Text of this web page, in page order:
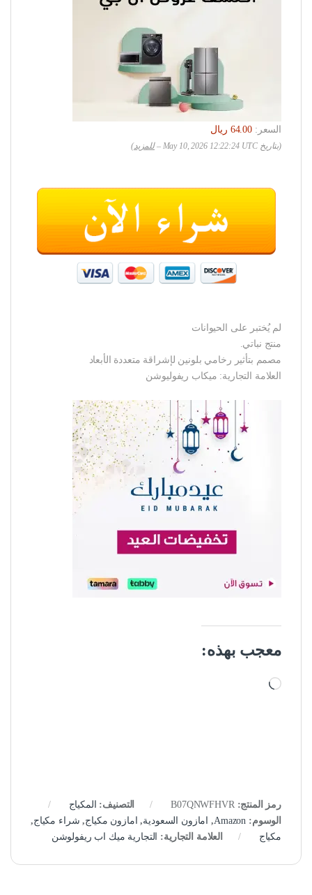
السعر:
‏64.00 ريال
(بتاريخ May 10, 2026 12:22:24 UTC – للمزيد)
لم يُختبر على الحيوانات
منتج نباتي.
مصمم بتأثير رخامي بلونين لإشراقة متعددة الأبعاد
العلامة التجارية: ميكاب ريفوليوشن
معجب بهذه:
جاري التحميل…
رمز المنتج: B07QNWFHVR التصنيف: المكياج
الوسوم: Amazon
, امازون السعودية, امازون مكياج, شراء مكياج,
مكياج
العلامة التجارية: التجارية ميك اب ريفولوشن